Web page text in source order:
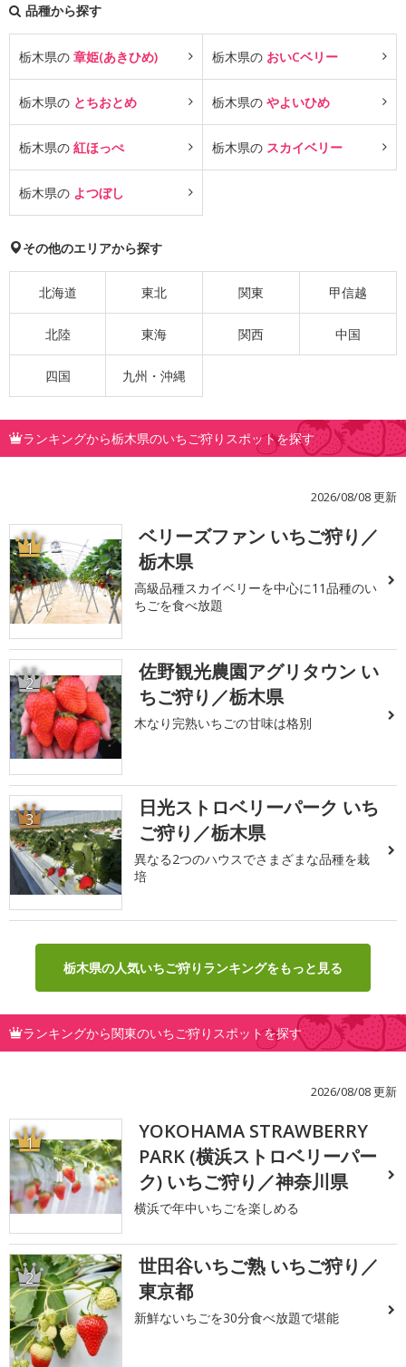
品種から探す
栃木県の 章姫(あきひめ) 栃木県の おいCベリー
栃木県の とちおとめ 栃木県の やよいひめ
栃木県の 紅ほっぺ 栃木県の スカイベリー
栃木県の よつぼし
その他のエリアから探す
北海道 東北 関東 甲信越
北陸 東海 関西 中国
四国 九州・沖縄
ランキングから栃木県のいちご狩りスポットを探す
2026/08/08 更新
1
ベリーズファン いちご狩り／
栃木県
高級品種スカイベリーを中心に11品種のい
ちごを食べ放題
2
佐野観光農園アグリタウン い
ちご狩り／栃木県
木なり完熟いちごの甘味は格別
3
日光ストロベリーパーク いち
ご狩り／栃木県
異なる2つのハウスでさまざまな品種を栽
培
栃木県の人気いちご狩りランキングをもっと見る
ランキングから関東のいちご狩りスポットを探す
2026/08/08 更新
1
YOKOHAMA STRAWBERRY
PARK (横浜ストロベリーパー
ク) いちご狩り／神奈川県
横浜で年中いちごを楽しめる
2
世田谷いちご熟 いちご狩り／
東京都
新鮮ないちごを30分食べ放題で堪能